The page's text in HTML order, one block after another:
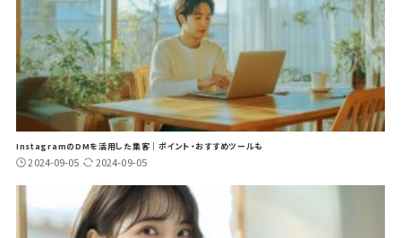
InstagramのDMを活用した集客｜ポイント・おすすめツールも
2024-09-05 2024-09-05